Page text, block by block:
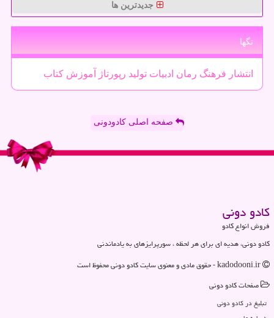
جدیدترین ها
تگها
انتشار فرهنگ رمان ادبیات تولید رپورتاژ آموزش كتاب
صفحه اصلی کادودونی
كادو دونی
فروش انواع کادو
کادو دونی، هدیه ای برای هر لحظه ، سورپرایزهای به یادماندنی
صفحات كادو دونی
تبلیغ در كادو دونی